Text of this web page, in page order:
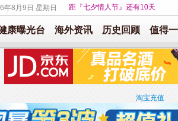
年8月9日 星期日 距『七夕情人节』还有10天
康曝光台 海外资讯 历史回顾 值得
淘宝充值